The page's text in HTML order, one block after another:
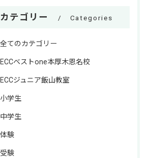
カテゴリー Categories
全てのカテゴリー
ECCベストone本厚木恩名校
ECCジュニア飯山教室
小学生
中学生
体験
受験